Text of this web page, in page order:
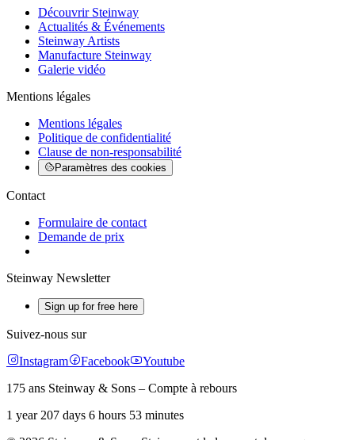
Découvrir Steinway
Actualités & Événements
Steinway Artists
Manufacture Steinway
Galerie vidéo
Mentions légales
Mentions légales
Politique de confidentialité
Clause de non-responsabilité
Paramètres des cookies
Contact
Formulaire de contact
Demande de prix
Steinway Newsletter
Sign up for free here
Suivez-nous sur
Instagram
Facebook
Youtube
175 ans Steinway & Sons – Compte à rebours
1 year 207 days 6 hours 53 minutes